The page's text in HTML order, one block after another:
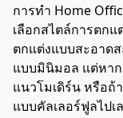
การทำ Home
เลือกสไตล์การตก
ตกแต่งแบบสะอาด
แบบมินิมอล แต่หา
แนวโมเดิร์น หรือ
แบบคัลเลอร์ฟูลไปเ